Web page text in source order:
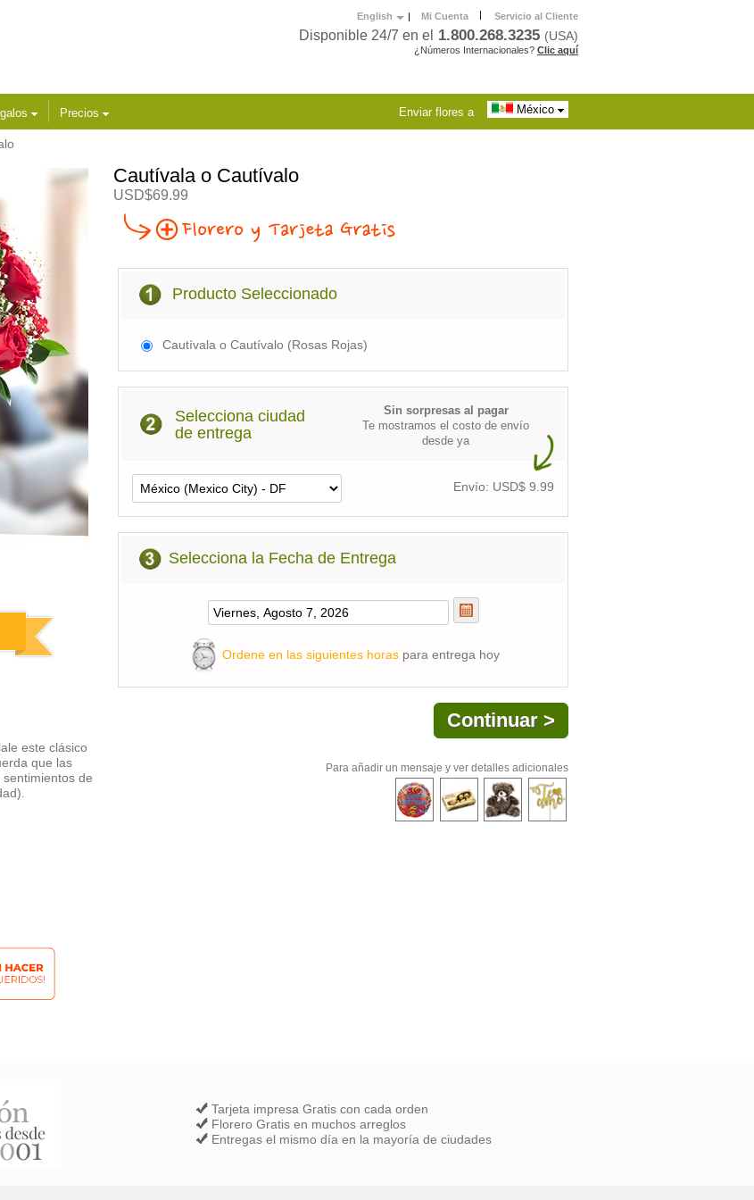
English | Mi Cuenta | Servicio al Cliente
Disponible 24/7 en el 1.800.268.3235 (USA)
¿Números Internacionales? Clic aquí
Precios Enviar flores a México
este clásico
que las
de
Cautívala o Cautívalo
USD$69.99
Producto Seleccionado
Cautívala o Cautívalo (Rosas Rojas)
Selecciona ciudad
de entrega
Sin sorpresas al pagar
Te mostramos el costo de envío
desde ya
Envío: USD$ 9.99
Selecciona la Fecha de Entrega
Ordene en las siguientes horas para entrega hoy
Para añadir un mensaje y ver detalles adicionales
Tarjeta impresa Gratis con cada orden
Florero Gratis en muchos arreglos
Entregas el mismo día en la mayoría de ciudades